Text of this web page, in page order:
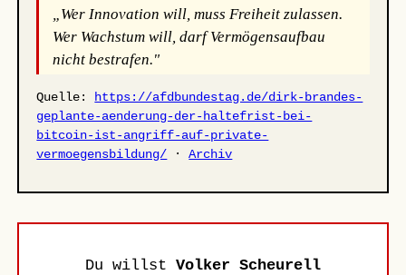
„Wer Innovation will, muss Freiheit zulassen.
Wer Wachstum will, darf Vermögensaufbau
nicht bestrafen."
Quelle:
https://afdbundestag.de/dirk-brandes-
geplante-aenderung-der-haltefrist-bei-
bitcoin-ist-angriff-auf-private-
vermoegensbildung/ ·Archiv
Du willst Volker Scheurell